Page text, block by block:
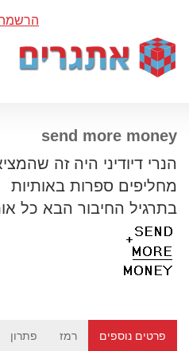
הרשמה
send more money
הנרי דיודיני היה זה
מחליפים ספרות באותיות
בתרגיל החיבור הבא כל
פרטים נוספים רמז פתרון